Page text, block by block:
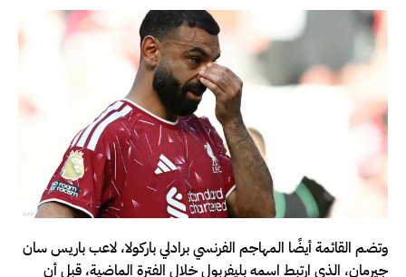
وتضم القائمة أيضًا المهاجم الفرنسي برادلي باركولا، لاعب باريس سان
جيرمان، الذي ارتبط اسمه بليفربول خلال الفترة الماضية، قبل أن